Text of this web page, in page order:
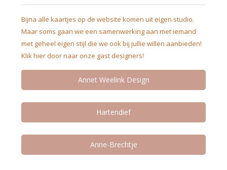
Bijna alle kaartjes op de website komen uit eigen studio.
Maar soms gaan we een samenwerking aan met iemand
met geheel eigen stijl die we ook bij jullie willen aanbieden!
Klik hier door naar onze gast designers!
Annet Weelink Design
Hartendief
Anne-Brechtje